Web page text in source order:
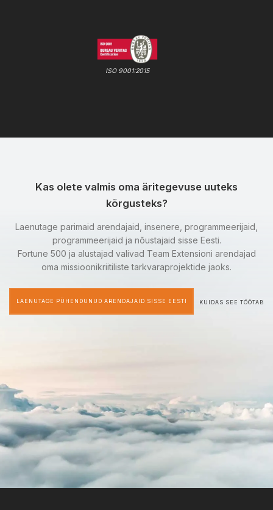
ISO 9001:2015
Kas olete valmis oma äritegevuse uuteks
kõrgusteks?
Laenutage parimaid arendajaid, insenere, programmeerijaid,
programmeerijaid ja nõustajaid sisse Eesti.
Fortune 500 ja alustajad valivad Team Extensioni arendajad
oma missioonikriitiliste tarkvaraprojektide jaoks.
LAENUTAGE PÜHENDUNUD ARENDAJAID SISSE EESTI KUIDAS SEE TÖÖTAB